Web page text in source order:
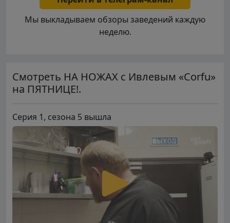
Мы выкладываем обзоры заведений каждую
неделю.
Смотреть НА НОЖАХ с Ивлевым «Corfu»
на ПЯТНИЦЕ!.
Серия 1, сезона 5 вышла